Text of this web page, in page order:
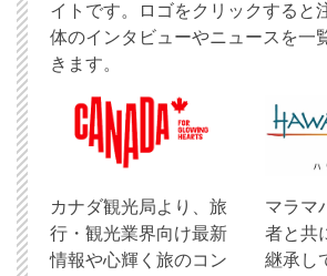
イトです。ロゴをクリックすると
体のインタビューやニュースを一
きます。
​カナダ観光局より、旅
行・観光業界向け最新
情報や心輝く旅のコン
マラマ
者と共
継承し